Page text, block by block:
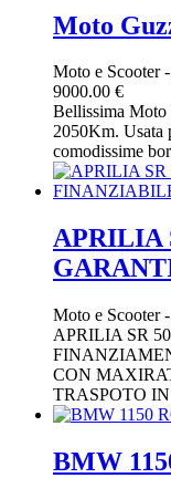
Moto
Moto e Scooter-
9000.00 €
Bellissima Moto
2050Km. Usata
comodissime
APRILIA
Moto e Scooter-
APRILIA SR
CON
TRASPOTO
BMW